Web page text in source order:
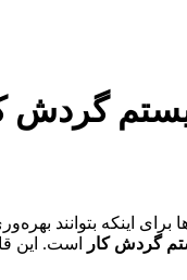
گردش
اینکه بتوانند
گردش کار است. این